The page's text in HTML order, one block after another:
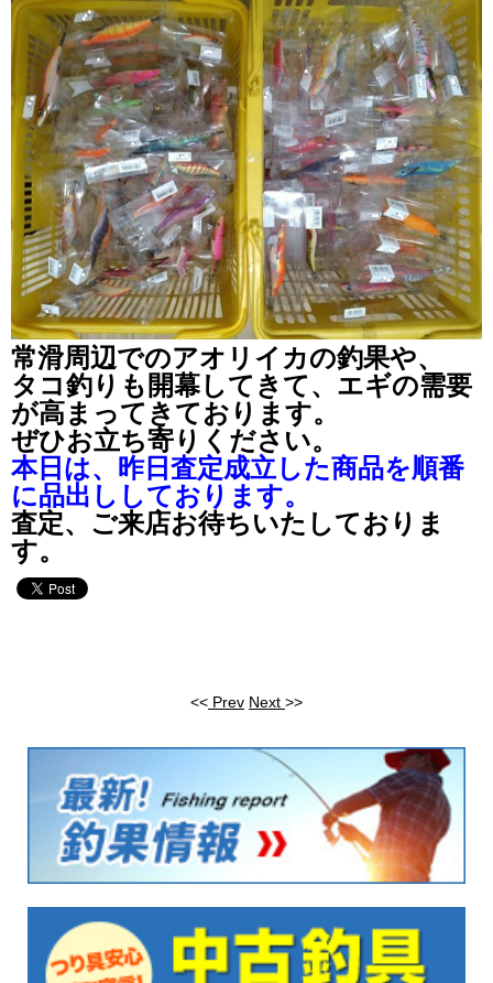
常滑周辺でのアオリイカの釣果や、
タコ釣りも開幕してきて、エギの需要
が高まってきております。
ぜひお立ち寄りください。
本日は、昨日査定成立した商品を順番
に品出ししております。
査定、ご来店お待ちいたしておりま
す。
<< Prev Next >>